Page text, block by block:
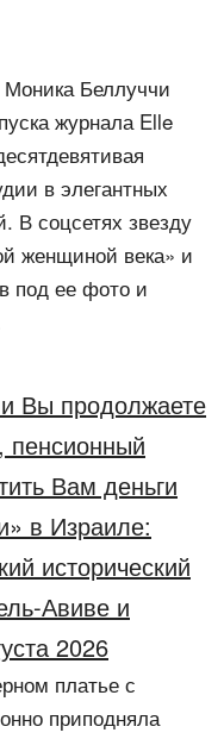
Беллуччи
журнала Elle
в элегантных
В соцсетях звезду
женщиной века» и
под ее фото и
Вы продолжаете
пенсионный
Вам деньги
в Израиле:
исторический
Авиве и
2026
платье с
приподняла